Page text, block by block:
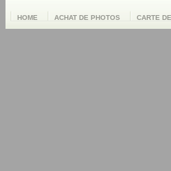
HOME ACHAT DE PHOTOS CARTE